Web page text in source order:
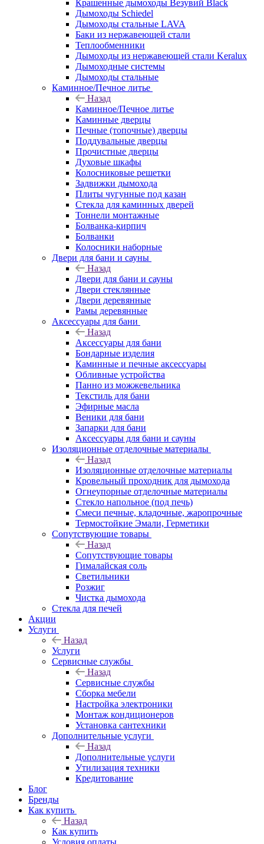
Крашенные дымоходы Везувий Black
Дымоходы Schiedel
Дымоходы стальные LAVA
Баки из нержавеющей стали
Теплообменники
Дымоходы из нержавеющей стали Keralux
Дымоходные системы
Дымоходы стальные
Каминное/Печное литье
Назад
Каминное/Печное литье
Каминные дверцы
Печные (топочные) дверцы
Поддувальные дверцы
Прочистные дверцы
Духовые шкафы
Колосниковые решетки
Задвижки дымохода
Плиты чугунные под казан
Стекла для каминных дверей
Тоннели монтажные
Болванка-кирпич
Болванки
Колосники наборные
Двери для бани и сауны
Назад
Двери для бани и сауны
Двери стеклянные
Двери деревянные
Рамы деревянные
Аксессуары для бани
Назад
Аксессуары для бани
Бондарные изделия
Каминные и печные аксессуары
Обливные устройства
Панно из можжевельника
Текстиль для бани
Эфирные масла
Веники для бани
Запарки для бани
Аксессуары для бани и сауны
Изоляционные отделочные материалы
Назад
Изоляционные отделочные материалы
Кровельный проходник для дымохода
Огнеупорные отделочные материалы
Стекло напольное (под печь)
Смеси печные, кладочные, жаропрочные
Термостойкие Эмали, Герметики
Сопутствующие товары
Назад
Сопутствующие товары
Гималайская соль
Светильники
Розжиг
Чистка дымохода
Стекла для печей
Акции
Услуги
Назад
Услуги
Сервисные службы
Назад
Сервисные службы
Сборка мебели
Настройка электроники
Монтаж кондиционеров
Установка сантехники
Дополнительные услуги
Назад
Дополнительные услуги
Утилизация техники
Кредитование
Блог
Бренды
Как купить
Назад
Как купить
Условия оплаты